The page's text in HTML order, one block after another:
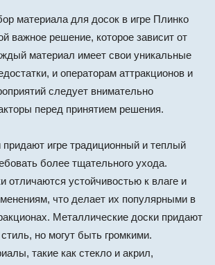
материала для досок в игре Плинко
важное решение, которое зависит от
материал имеет свои уникальные
и операторам аттракционов и
следует внимательно
перед принятием решения.
игре традиционный и теплый
более тщательного ухода.
отличаются устойчивостью к влаге и
что делает их популярными в
Металлические доски придают
но могут быть громкими.
такие как стекло и акрил,